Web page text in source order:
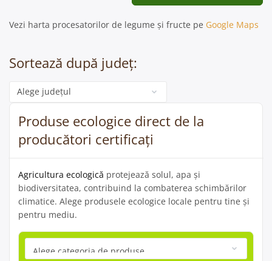
Vezi harta procesatorilor de legume și fructe pe Google Maps
Sortează după județ:
Categorie
Produse ecologice direct de la
producători certificați
Agricultura ecologică protejează solul, apa și
biodiversitatea, contribuind la combaterea schimbărilor
climatice. Alege produsele ecologice locale pentru tine și
pentru mediu.